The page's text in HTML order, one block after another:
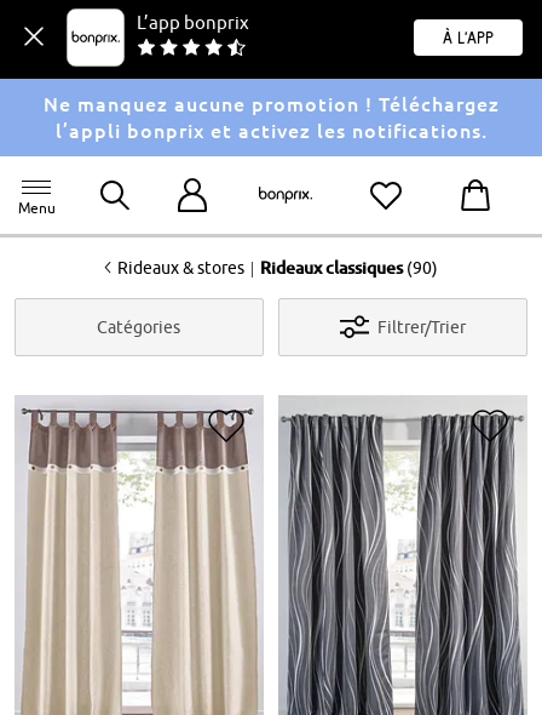
L’app bonprix
À l'app
Ne manquez aucune promotion ! Téléchargez
l’appli bonprix et activez les notifications.
Menu
<Rideaux & stores | Rideaux classiques (90)
Catégories Filtrer/Trier